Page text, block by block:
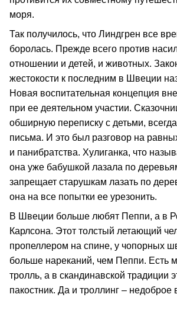
моря.
Так получилось, что Линдгрен все
боролась. Прежде всего против
отношении и детей, и животных.
жестокости к последним в Швеции
Новая воспитательная концепция
при ее деятельном участии.
обширную переписку с детьми,
письма. И это был разговор на
и панибратства. Хулиганка, что
она уже бабушкой лазала по
запрещает старушкам лазать по
она на все попытки ее урезонить.
В Швеции больше любят Пеппи, а в
Карлсона. Этот толстый летающий
пропеллером на спине, у чопорных
больше нареканий, чем Пеппи. Есть
тролль, а в скандинавской традиции
пакостник. Да и троллинг – недоброе